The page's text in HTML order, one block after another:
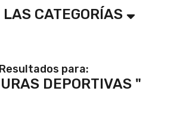
CATEGORÍAS
Resultados para:
DEPORTIVAS "